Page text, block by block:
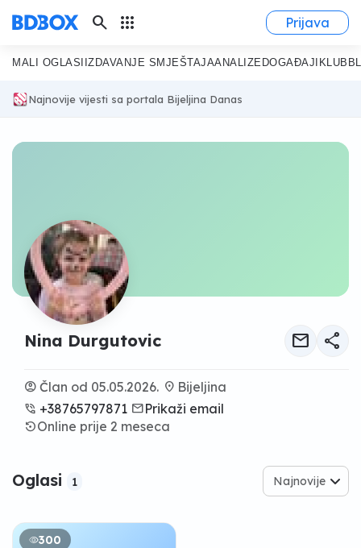
search apps Prijava
MALI OGLASI IZDAVANJE SMJEŠTAJAANALIZE DOGAĐAJI KLUB
Najnovije vijesti sa portala Bijeljina Danas
Nina Durgutovic mail share
account_circle Član od 05.05.2026. location_on Bijeljina
phone_in_talk +38765797871 emailPrikaži email
settings_backup_restoreOnline prije 2 meseca
Oglasi 1 Najnovije
300